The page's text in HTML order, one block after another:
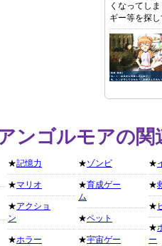
くなってし
ギー等を探
ンゴルモアの
★記憶力
★マリオ
★アクショ
ン
★ホラー
★ゾンビ
★育成ゲー
ム
★ペット
★宇宙ゲー
★
★
★
★
ー